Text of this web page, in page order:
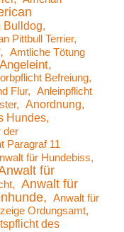
Bulldog
Pittbull Terrier
Amtliche Tötung
Angeleint
Befreiung
Flur
Anleinpflicht
Anordnung
Hundes
der
Paragraf 11
für Hundebiss
für
Anwalt für
Anwalt für
Ordungsamt
des